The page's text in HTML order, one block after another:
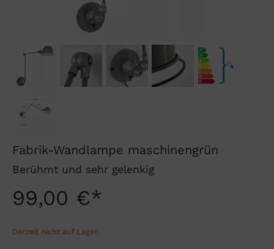
Fabrik-Wandlampe maschinengrün
Berühmt und sehr gelenkig
99,00 €*
Derzeit nicht auf Lager.